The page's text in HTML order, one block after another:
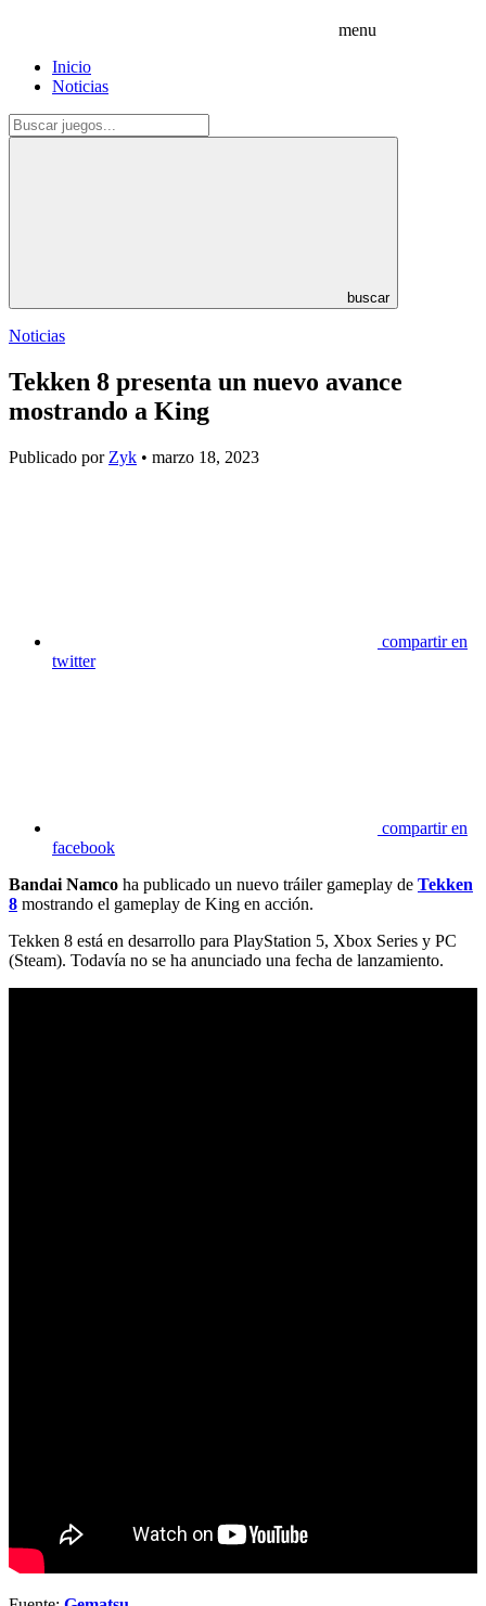
menu
Inicio
Noticias
buscar
Noticias
Tekken 8 presenta un nuevo avance
mostrando a King
Publicado por Zyk • marzo 18, 2023
compartir en
twitter
compartir en
facebook
Bandai Namco ha publicado un nuevo tráiler gameplay de Tekken
8 mostrando el gameplay de King en acción.
Tekken 8 está en desarrollo para PlayStation 5, Xbox Series y PC
(Steam). Todavía no se ha anunciado una fecha de lanzamiento.